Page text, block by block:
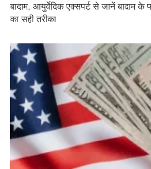
बादाम, आयुर्वेदिक एक्सपर्ट से जानें बादाम
का सही तरीका